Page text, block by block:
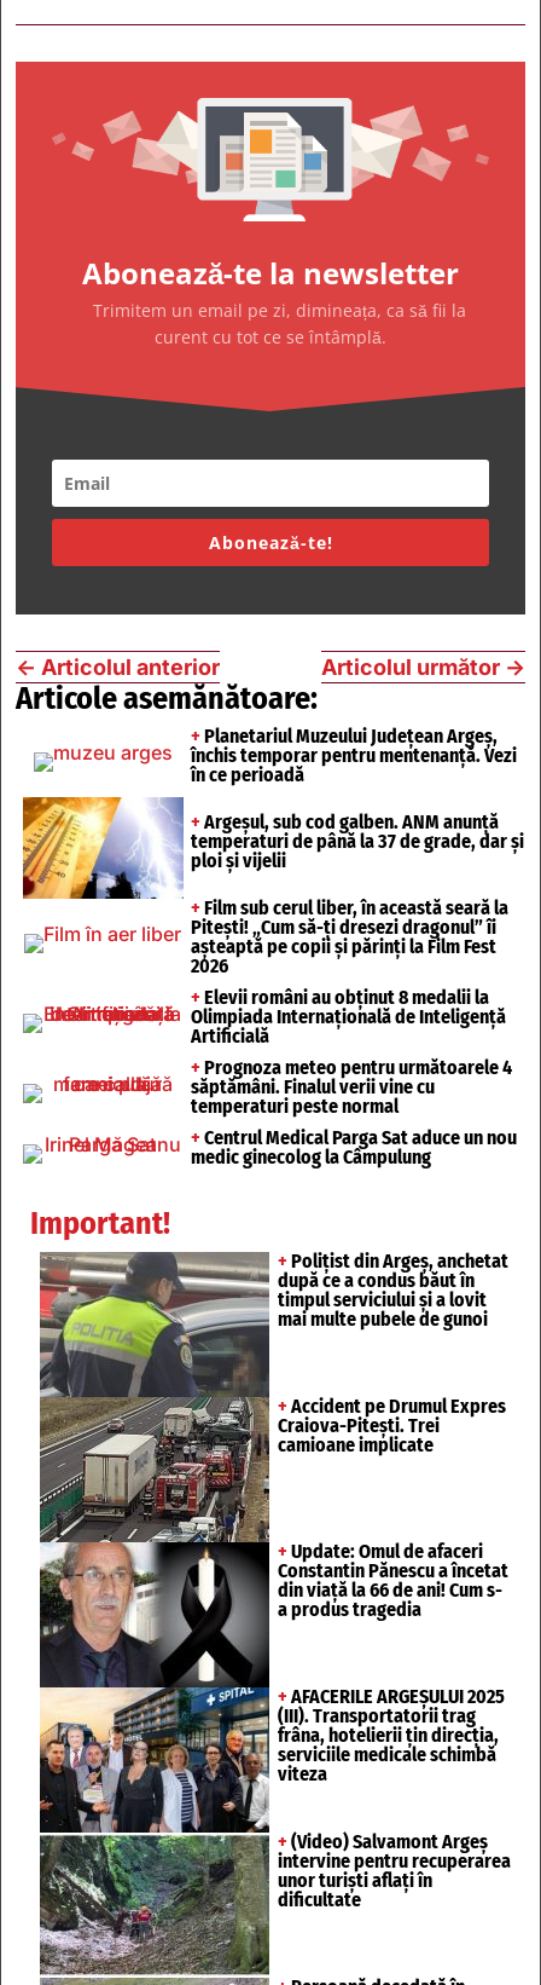
Abonează-te la newsletter
Trimitem un email pe zi, dimineața, ca să fii la
curent cu tot ce se întâmplă.
Abonează-te!
← Articolul anterior Articolul următor →
Articole asemănătoare:
+ Planetariul Muzeului Județean Argeș,
închis temporar pentru mentenanță. Vezi
în ce perioadă
+ Argeșul, sub cod galben. ANM anunță
temperaturi de până la 37 de grade, dar și
ploi și vijelii
+ Film sub cerul liber, în această seară la
Pitești! „Cum să-ți dresezi dragonul” îi
așteaptă pe copii și părinți la Film Fest
2026
+ Elevii români au obținut 8 medalii la
Olimpiada Internațională de Inteligență
Artificială
+ Prognoza meteo pentru următoarele 4
săptămâni. Finalul verii vine cu
temperaturi peste normal
+ Centrul Medical Parga Sat aduce un nou
medic ginecolog la Câmpulung
Important!
+ Polițist din Argeș, anchetat
după ce a condus băut în
timpul serviciului și a lovit
mai multe pubele de gunoi
+ Accident pe Drumul Expres
Craiova-Pitești. Trei
camioane implicate
+ Update: Omul de afaceri
Constantin Pănescu a încetat
din viață la 66 de ani! Cum s-
a produs tragedia
+ AFACERILE ARGEȘULUI 2025
(III). Transportatorii trag
frâna, hotelierii țin direcția,
serviciile medicale schimbă
viteza
+ (Video) Salvamont Argeș
intervine pentru recuperarea
unor turişti aflaţi în
dificultate